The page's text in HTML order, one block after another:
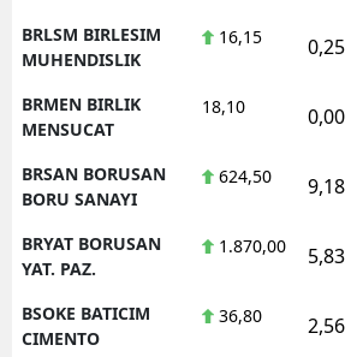
BRLSM BIRLESIM
MUHENDISLIK
16,15 0,25
BRMEN BIRLIK
MENSUCAT
18,10 0,00
BRSAN BORUSAN
BORU SANAYI
624,50 9,18
BRYAT BORUSAN
YAT. PAZ.
1.870,00 5,83
BSOKE BATICIM
CIMENTO
36,80 2,56